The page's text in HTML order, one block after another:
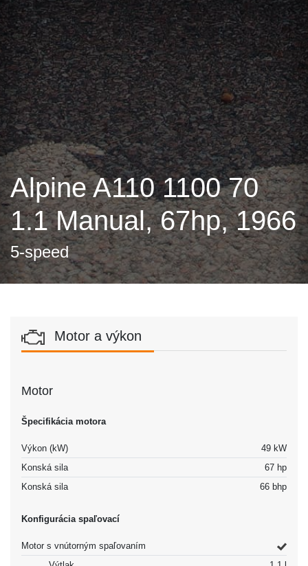
Alpine A110 1100 70
1.1 Manual, 67hp, 1966
5-speed
Motor a výkon
Motor
Špecifikácia motora
Výkon (kW)
49 kW
Konská sila
67 hp
Konská sila
66 bhp
Konfigurácia spaľovací
Motor s vnútorným spaľovaním